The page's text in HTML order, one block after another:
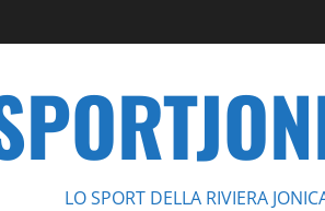
LO SPORT DELLA RIVIERA